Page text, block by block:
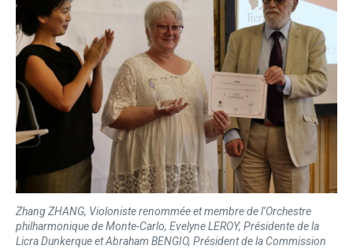
Zhang ZHANG, Violoniste renommée et membre de l’Orchestre
philharmonique de Monte-Carlo, Evelyne LEROY, Présidente de la
Licra Dunkerque et Abraham BENGIO, Président de la Commission